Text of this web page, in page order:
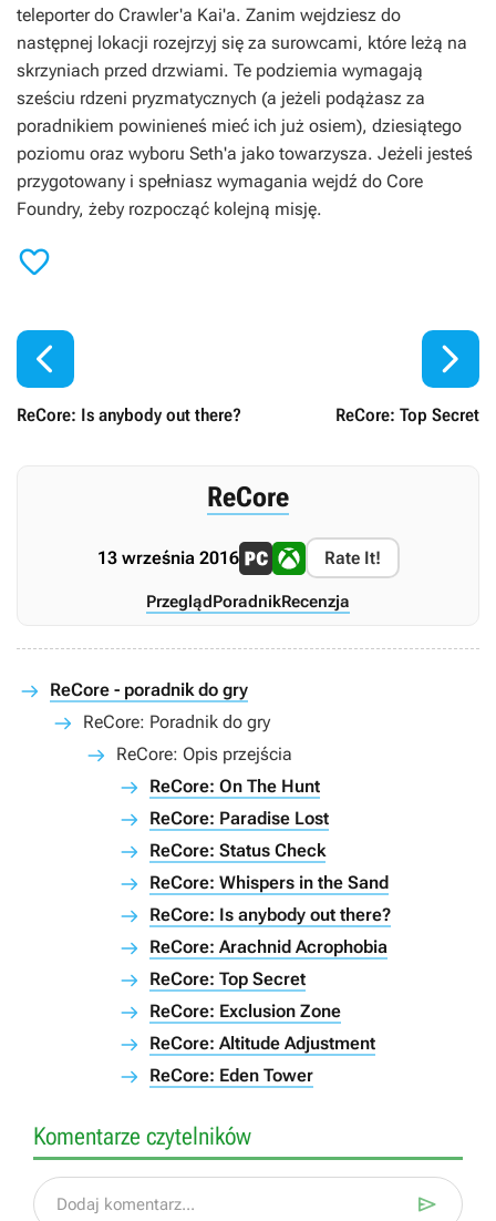
teleporter do Crawler'a Kai'a. Zanim wejdziesz do
następnej lokacji rozejrzyj się za surowcami, które leżą na
skrzyniach przed drzwiami. Te podziemia wymagają
sześciu rdzeni pryzmatycznych (a jeżeli podążasz za
poradnikiem powinieneś mieć ich już osiem), dziesiątego
poziomu oraz wyboru Seth'a jako towarzysza. Jeżeli jesteś
przygotowany i spełniasz wymagania wejdź do Core
Foundry, żeby rozpocząć kolejną misję.


ReCore: Is anybody out there? ReCore: Top Secret

ReCore
13 września 2016 Rate It!
Przegląd PoradnikRecenzja
ReCore - poradnik do gry
ReCore: Poradnik do gry
ReCore: Opis przejścia
ReCore: On The Hunt
ReCore: Paradise Lost
ReCore: Status Check
ReCore: Whispers in the Sand
ReCore: Is anybody out there?
ReCore: Arachnid Acrophobia
ReCore: Top Secret
ReCore: Exclusion Zone
ReCore: Altitude Adjustment
ReCore: Eden Tower
Komentarze czytelników
Dodaj komentarz... 